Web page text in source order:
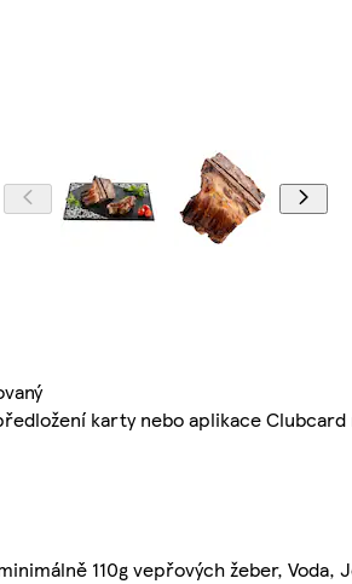
karty nebo aplikace Clubcard
110g vepřových žeber, Voda,